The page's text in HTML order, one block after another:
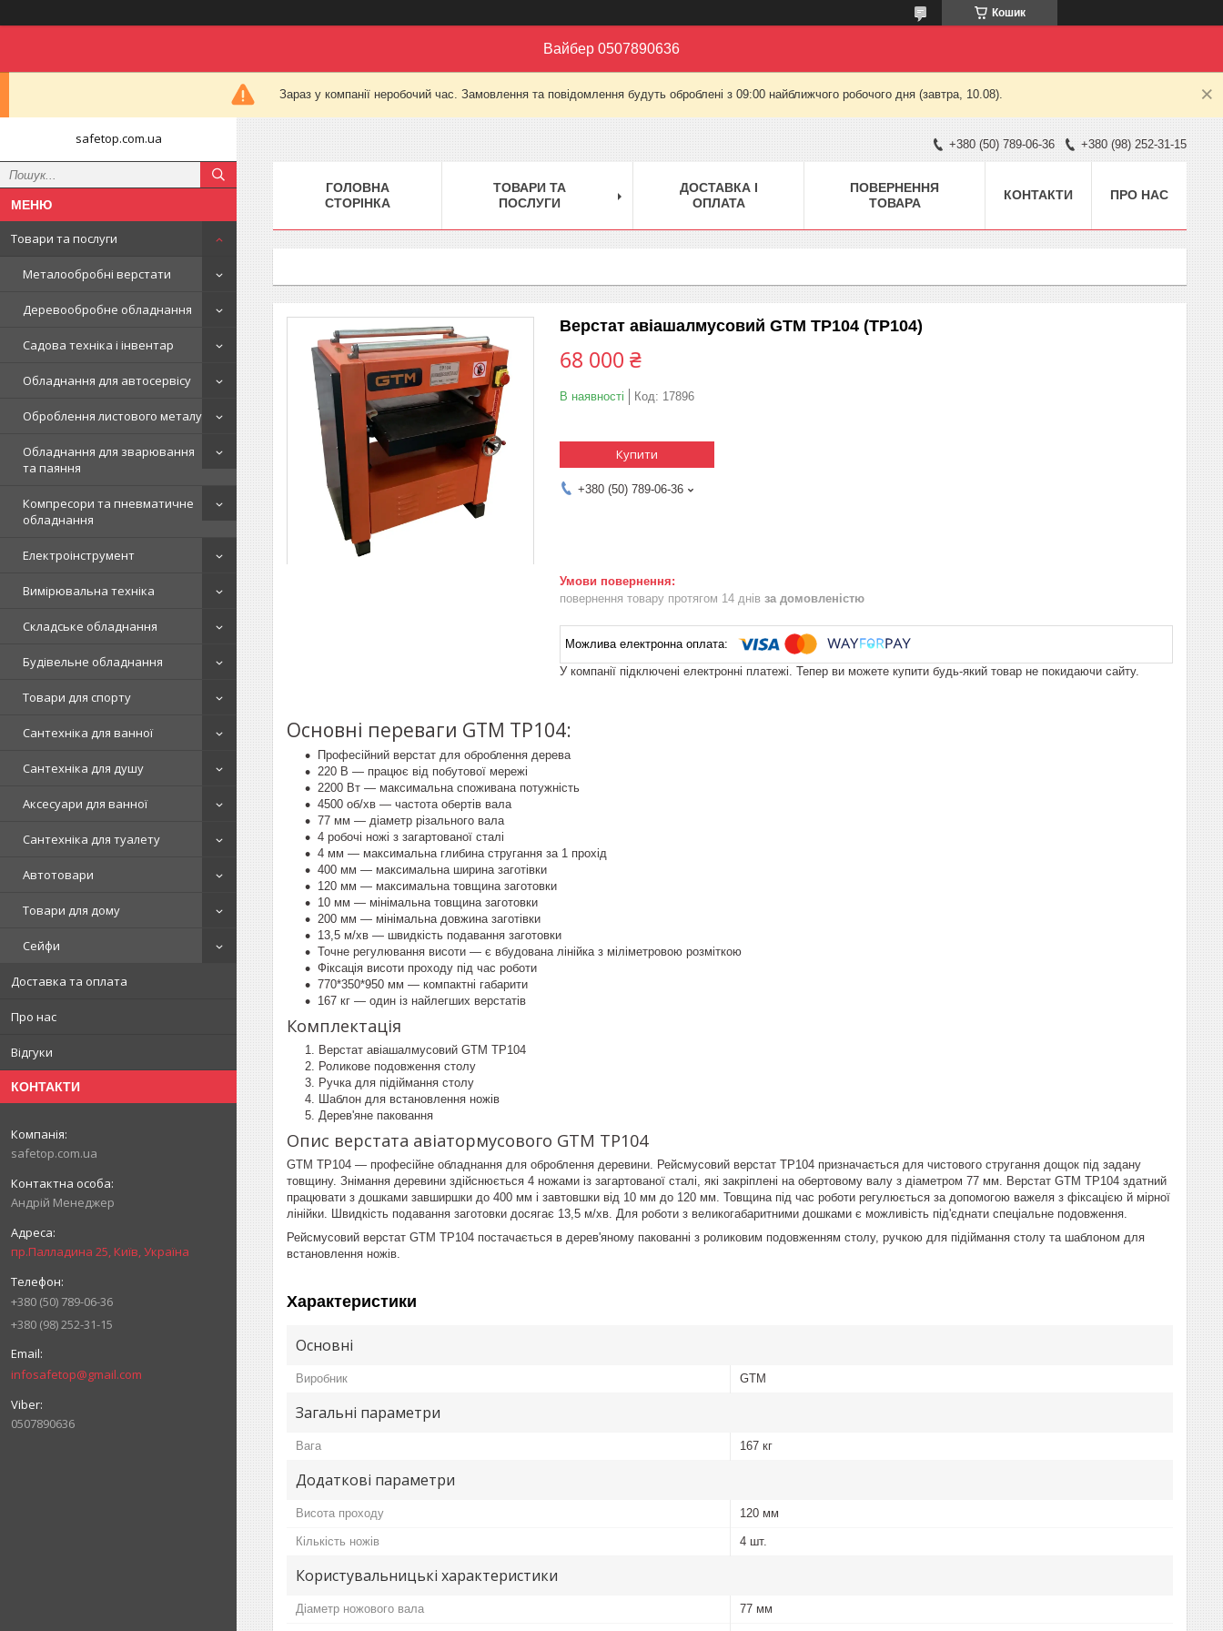
Кошик
Вайбер 0507890636
Зараз у компанії неробочий час. Замовлення та повідомлення будуть оброблені з 09:00 найближчого робочого дня (завтра, 10.08).
safetop.com.ua
Товари та послуги
Металообробні верстати
Деревообробне обладнання
Садова техніка і інвентар
Обладнання для автосервісу
Оброблення листового металу
Обладнання для зварювання
та паяння
Компресори та пневматичне
обладнання
Електроінструмент
Вимірювальна техніка
Складське обладнання
Будівельне обладнання
Товари для спорту
Сантехніка для ванної
Сантехніка для душу
Аксесуари для ванної
Сантехніка для туалету
Автотовари
Товари для дому
Сейфи
Доставка та оплата
Про нас
Відгуки
КОНТАКТИ
safetop.com.ua
Андрій Менеджер
пр.Палладина 25, Київ, Україна
+380 (50) 789-06-36
+380 (98) 252-31-15
infosafetop@gmail.com
0507890636
+380 (50) 789-06-36 +380 (98) 252-31-15
ГОЛОВНА
СТОРІНКА
ТОВАРИ ТА
ПОСЛУГИ
ДОСТАВКА І
ОПЛАТА
ПОВЕРНЕННЯ
ТОВАРА
КОНТАКТИ ПРО НАС
Верстат авіашалмусовий GTM TP104 (TP104)
68 000 ₴
В наявності Код: 17896
Купити
+380 (50) 789-06-36
повернення товару протягом 14 днів за домовленістю
У компанії підключені електронні платежі. Тепер ви можете купити будь-який товар не покидаючи сайту.
Основні переваги GTM TP104:
Професійний верстат для оброблення дерева
220 В — працює від побутової мережі
2200 Вт — максимальна споживана потужність
4500 об/хв — частота обертів вала
77 мм — діаметр різального вала
4 робочі ножі з загартованої сталі
4 мм — максимальна глибина стругання за 1 прохід
400 мм — максимальна ширина заготівки
120 мм — максимальна товщина заготовки
10 мм — мінімальна товщина заготовки
200 мм — мінімальна довжина заготівки
13,5 м/хв — швидкість подавання заготовки
Точне регулювання висоти — є вбудована лінійка з міліметровою розміткою
Фіксація висоти проходу під час роботи
770*350*950 мм — компактні габарити
167 кг — один із найлегших верстатів
Комплектація
Верстат авіашалмусовий GTM TP104
Роликове подовження столу
Ручка для підіймання столу
Шаблон для встановлення ножів
Дерев'яне паковання
Опис верстата авіатормусового GTM TP104
GTM TP104 — професійне обладнання для оброблення деревини. Рейсмусовий верстат TP104 призначається для чистового стругання дощок під задану
товщину. Знімання деревини здійснюється 4 ножами із загартованої сталі, які закріплені на обертовому валу з діаметром 77 мм. Верстат GTM TP104 здатний
працювати з дошками завширшки до 400 мм і завтовшки від 10 мм до 120 мм. Товщина під час роботи регулюється за допомогою важеля з фіксацією й мірної
лінійки. Швидкість подавання заготовки досягає 13,5 м/хв. Для роботи з великогабаритними дошками є можливість під'єднати спеціальне подовження.
Рейсмусовий верстат GTM TP104 постачається в дерев'яному пакованні з роликовим подовженням столу, ручкою для підіймання столу та шаблоном для
встановлення ножів.
Характеристики
Основні
Виробник GTM
Загальні параметри
Вага 167 кг
Додаткові параметри
Висота проходу 120 мм
Кількість ножів 4 шт.
Користувальницькі характеристики
Діаметр ножового вала 77 мм